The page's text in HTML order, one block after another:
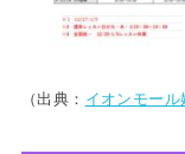
（出典： イオンモー